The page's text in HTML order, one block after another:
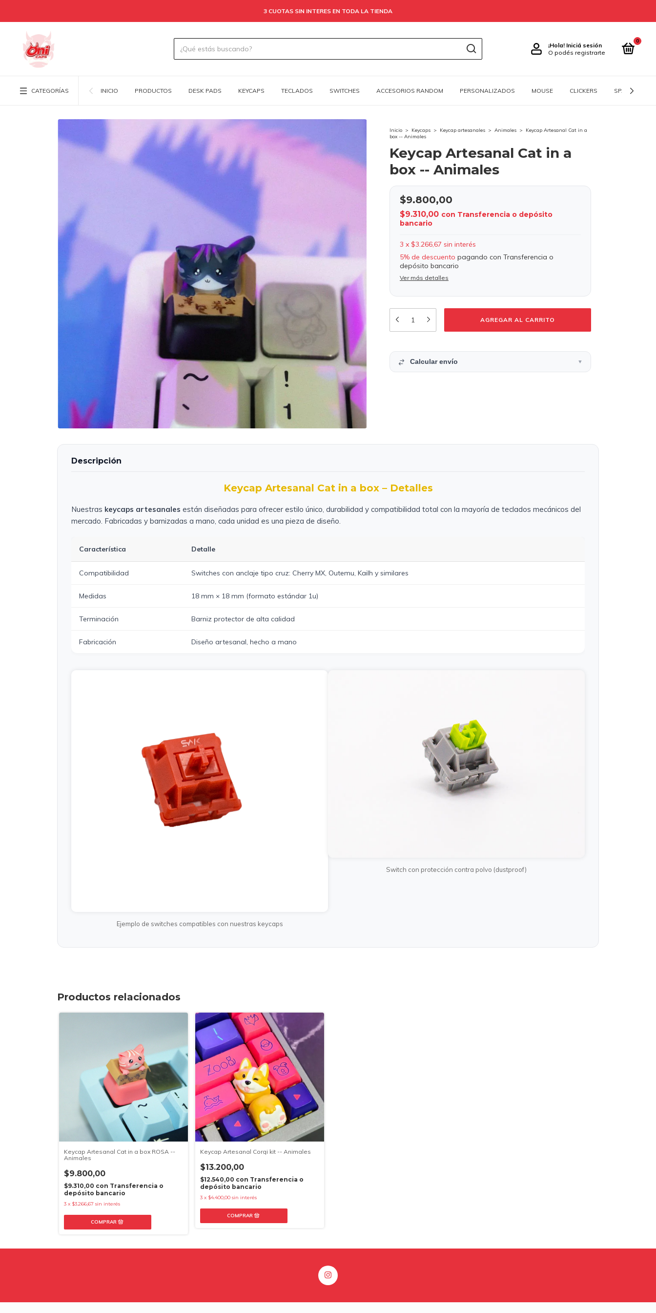
3 CUOTAS SIN INTERES EN TODA LA TIENDA
¡Hola! Iniciá sesión
O podés registrarte
0
CATEGORÍAS INICIO PRODUCTOS DESK PADS KEYCAPS TECLADOS SWITCHES ACCESORIOS RANDOM PERSONALIZADOS MOUSE CLICKERS SPACEBARS
Inicio > Keycaps > Keycap artesanales > Animales >
Keycap Artesanal Cat in a
box -- Animales
Keycap Artesanal Cat in a
box -- Animales
$9.800,00
$9.310,00 con Transferencia o depósito
bancario
3 x $3.266,67 sin interés
5% de descuento pagando con Transferencia o
depósito bancario
Ver más detalles
Calcular envío ▼
Descripción
Keycap Artesanal Cat in a box – Detalles
Nuestras keycaps artesanales están diseñadas para ofrecer estilo único, durabilidad y compatibilidad total con la mayoría de teclados mecánicos del
mercado. Fabricadas y barnizadas a mano, cada unidad es una pieza de diseño.
Característica Detalle
Compatibilidad Switches con anclaje tipo cruz: Cherry MX, Outemu, Kailh y similares
Medidas 18 mm × 18 mm (formato estándar 1u)
Terminación Barniz protector de alta calidad
Fabricación Diseño artesanal, hecho a mano
Ejemplo de switches compatibles con nuestras keycaps
Switch con protección contra polvo (dustproof)
Productos relacionados
Keycap Artesanal Cat in a box ROSA --
Animales
$9.800,00
$9.310,00 con Transferencia o
depósito bancario
3 x $3.266,67 sin interés
Keycap Artesanal Corgi kit -- Animales
$13.200,00
$12.540,00 con Transferencia o
depósito bancario
3 x $4.400,00 sin interés